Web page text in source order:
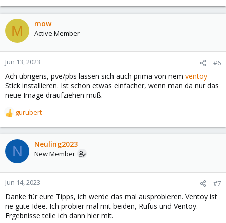
M mow
Active Member
Jun 13, 2023 #6
Ach übrigens, pve/pbs lassen sich auch prima von nem ventoy-
Stick installieren. Ist schon etwas einfacher, wenn man da nur das
neue Image draufziehen muß.
R
e
a
c
t
o
n
s
:
gurubert
N Neuling2023
New Member
Jun 14, 2023 #7
Danke für eure Tipps, ich werde das mal ausprobieren. Ventoy ist
ne gute Idee. Ich probier mal mit beiden, Rufus und Ventoy.
Ergebnisse teile ich dann hier mit.